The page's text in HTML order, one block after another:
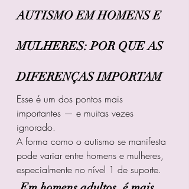
AUTISMO EM HOMENS E
MULHERES: POR QUE AS
DIFERENÇAS IMPORTAM
Esse é um dos pontos mais
importantes — e muitas vezes
ignorado.
A forma como o autismo se manifesta
pode variar entre homens e mulheres,
especialmente no nível 1 de suporte.